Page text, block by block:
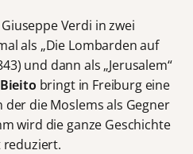
Verdi in zwei
als „Die Lombarden auf
und dann als „Jerusalem“
bringt in Freiburg eine
der die Moslems als Gegner
wird die ganze Geschichte
reduziert.